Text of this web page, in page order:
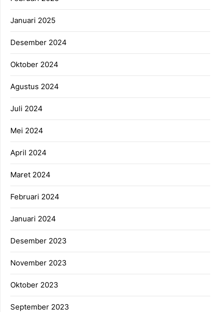
Januari 2025
Desember 2024
Oktober 2024
Agustus 2024
Juli 2024
Mei 2024
April 2024
Maret 2024
Februari 2024
Januari 2024
Desember 2023
November 2023
Oktober 2023
September 2023